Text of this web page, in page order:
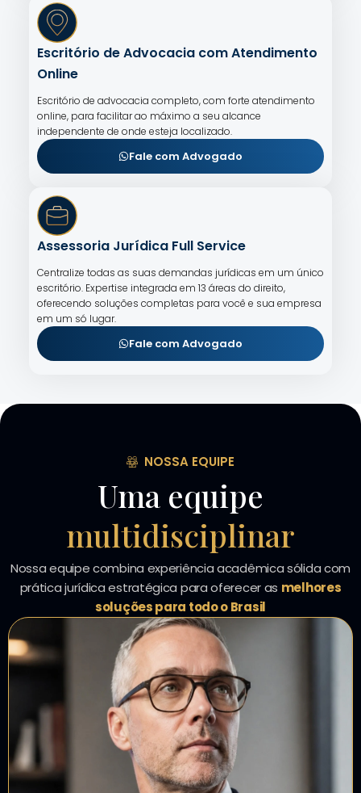
Escritório de Advocacia com Atendimento
Online
Escritório de advocacia completo, com forte atendimento
online, para facilitar ao máximo a seu alcance
independente de onde esteja localizado.
Fale com Advogado
Assessoria Jurídica Full Service
Centralize todas as suas demandas jurídicas em um único
escritório. Expertise integrada em 13 áreas do direito,
oferecendo soluções completas para você e sua empresa
em um só lugar.
Fale com Advogado
NOSSA EQUIPE
Uma equipe
multidisciplinar
Nossa equipe combina experiência acadêmica sólida com
prática jurídica estratégica para oferecer as melhores
soluções para todo o Brasil